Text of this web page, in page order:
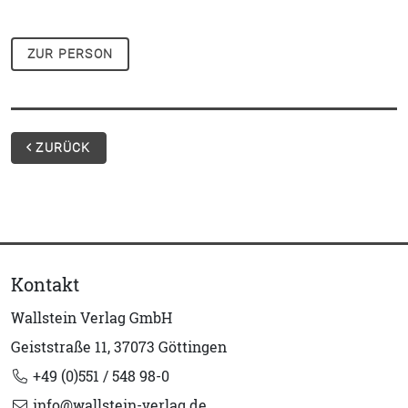
ZUR PERSON
ZURÜCK
Kontakt
Wallstein Verlag GmbH
Geiststraße 11, 37073 Göttingen
+49 (0)551 / 548 98-0